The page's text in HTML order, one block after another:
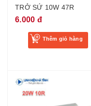
TRỞ SỨ 10W 47R
6.000 đ
Thêm giỏ hàng